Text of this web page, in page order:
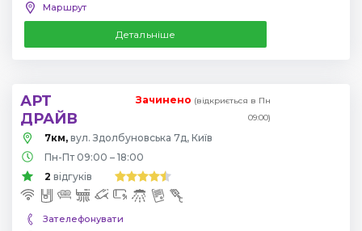
Маршрут
Детальніше
АРТ
ДРАЙВ
Зачинено (відкриється в Пн
09:00)
7км, вул. Здолбуновська 7д, Київ
Пн-Пт 09:00 – 18:00
2 відгуків
Зателефонувати